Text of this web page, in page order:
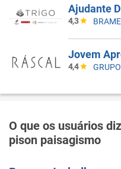
Ajudante
4,3
4,4
O que os usuários
pison paisagismo